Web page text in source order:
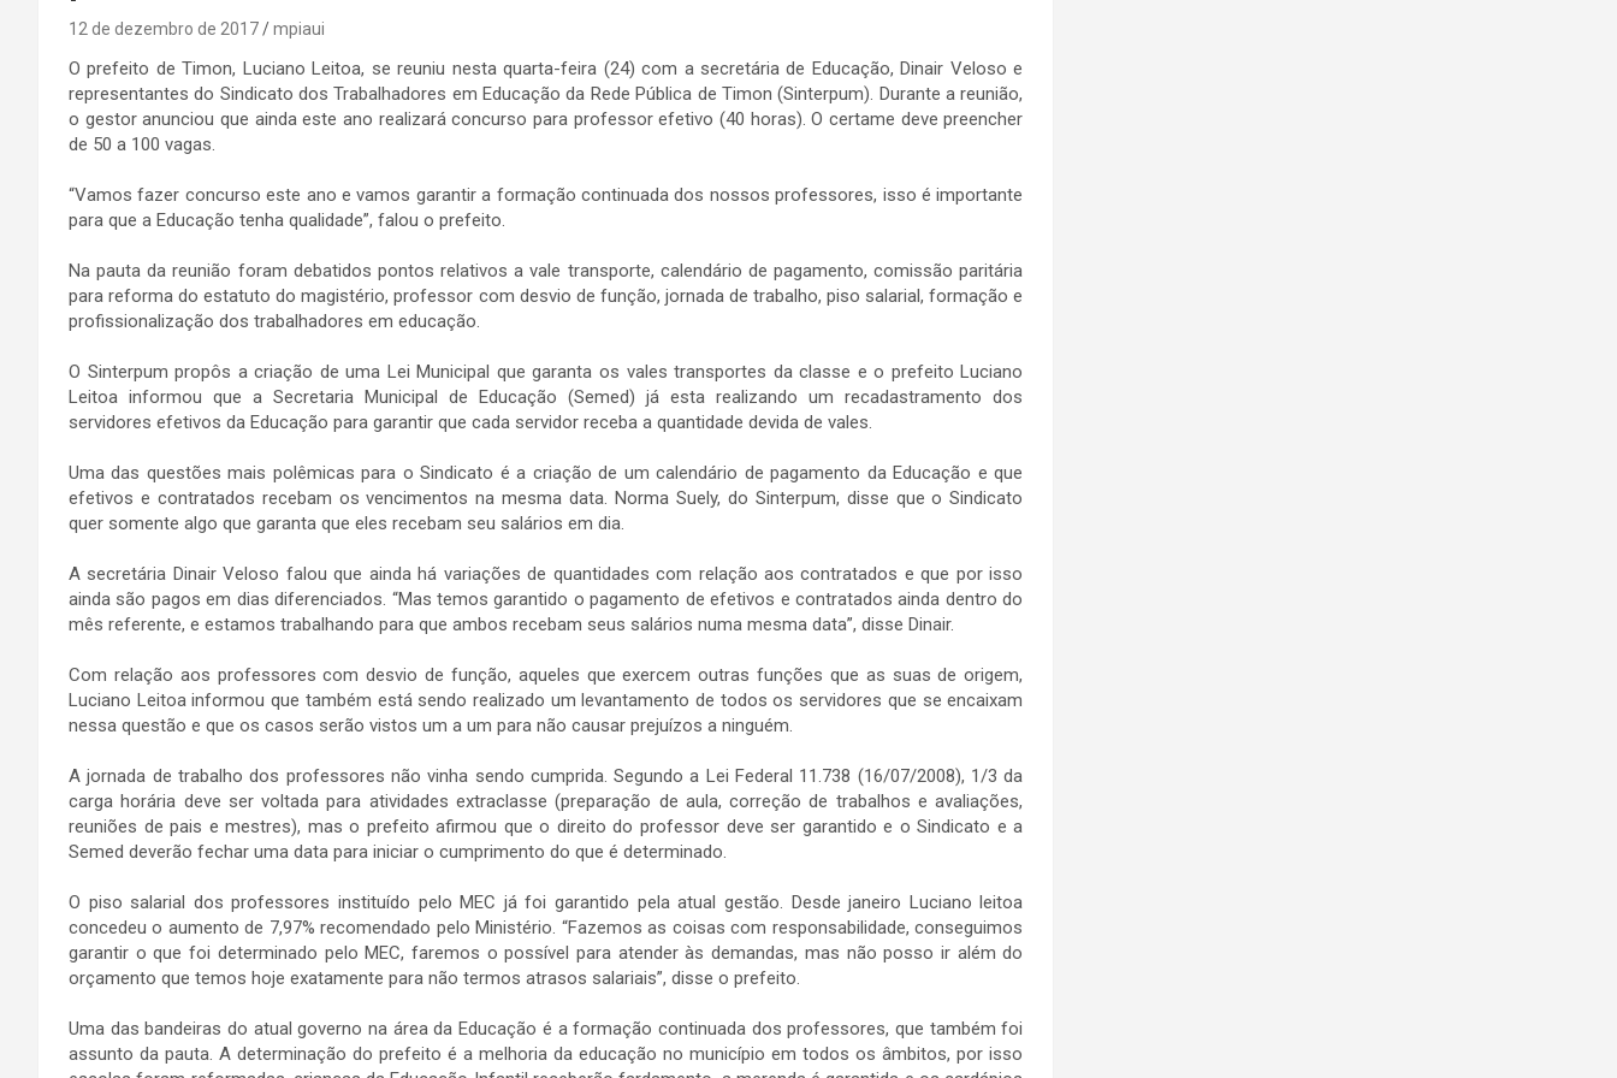
12 de dezembro de 2017 mpiaui
O prefeito de Timon, Luciano Leitoa, se reuniu nesta quarta-feira (24) com a secretária de Educação, Dinair Veloso e
representantes do Sindicato dos Trabalhadores em Educação da Rede Pública de Timon (Sinterpum). Durante a reunião,
o gestor anunciou que ainda este ano realizará concurso para professor efetivo (40 horas). O certame deve preencher
de 50 a 100 vagas.
“Vamos fazer concurso este ano e vamos garantir a formação continuada dos nossos professores, isso é importante
para que a Educação tenha qualidade”, falou o prefeito.
Na pauta da reunião foram debatidos pontos relativos a vale transporte, calendário de pagamento, comissão paritária
para reforma do estatuto do magistério, professor com desvio de função, jornada de trabalho, piso salarial, formação e
profissionalização dos trabalhadores em educação.
O Sinterpum propôs a criação de uma Lei Municipal que garanta os vales transportes da classe e o prefeito Luciano
Leitoa informou que a Secretaria Municipal de Educação (Semed) já esta realizando um recadastramento dos
servidores efetivos da Educação para garantir que cada servidor receba a quantidade devida de vales.
Uma das questões mais polêmicas para o Sindicato é a criação de um calendário de pagamento da Educação e que
efetivos e contratados recebam os vencimentos na mesma data. Norma Suely, do Sinterpum, disse que o Sindicato
quer somente algo que garanta que eles recebam seu salários em dia.
A secretária Dinair Veloso falou que ainda há variações de quantidades com relação aos contratados e que por isso
ainda são pagos em dias diferenciados. “Mas temos garantido o pagamento de efetivos e contratados ainda dentro do
mês referente, e estamos trabalhando para que ambos recebam seus salários numa mesma data”, disse Dinair.
Com relação aos professores com desvio de função, aqueles que exercem outras funções que as suas de origem,
Luciano Leitoa informou que também está sendo realizado um levantamento de todos os servidores que se encaixam
nessa questão e que os casos serão vistos um a um para não causar prejuízos a ninguém.
A jornada de trabalho dos professores não vinha sendo cumprida. Segundo a Lei Federal 11.738 (16/07/2008), 1/3 da
carga horária deve ser voltada para atividades extraclasse (preparação de aula, correção de trabalhos e avaliações,
reuniões de pais e mestres), mas o prefeito afirmou que o direito do professor deve ser garantido e o Sindicato e a
Semed deverão fechar uma data para iniciar o cumprimento do que é determinado.
O piso salarial dos professores instituído pelo MEC já foi garantido pela atual gestão. Desde janeiro Luciano leitoa
concedeu o aumento de 7,97% recomendado pelo Ministério. “Fazemos as coisas com responsabilidade, conseguimos
garantir o que foi determinado pelo MEC, faremos o possível para atender às demandas, mas não posso ir além do
orçamento que temos hoje exatamente para não termos atrasos salariais”, disse o prefeito.
Uma das bandeiras do atual governo na área da Educação é a formação continuada dos professores, que também foi
assunto da pauta. A determinação do prefeito é a melhoria da educação no município em todos os âmbitos, por isso